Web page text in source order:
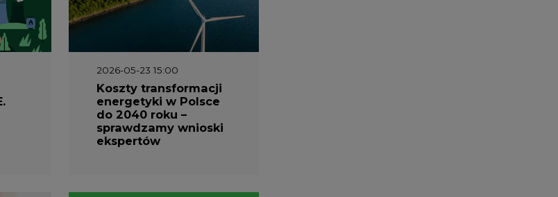
2026-05-23 15:00
Koszty transformacji
energetyki w Polsce
do 2040 roku –
sprawdzamy wnioski
ekspertów